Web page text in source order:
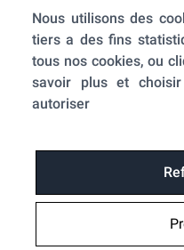
Nous utilisons des
tiers a des fins
tous nos cookies, ou
savoir plus et
autoriser
A propos de nous
A propos
Mentions légales
Conditions générales de ventes
Utilisation des cookies